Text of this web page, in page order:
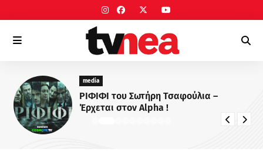
media
ΡΙΦΙΦΙ του Σωτήρη Τσαφούλια –
Έρχεται στον Alpha !